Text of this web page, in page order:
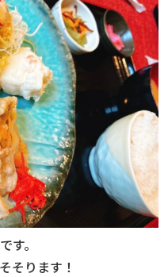
です。
そります！